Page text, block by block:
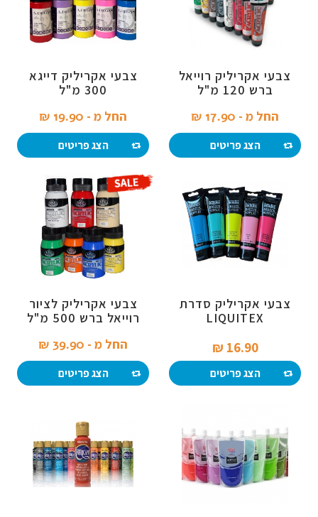
צבעי אקריליק רוייאל
ברש 120 מ"ל
החל מ - 17.90 ₪‎
הצג פריטים
צבעי אקריליק דייגא
300 מ"ל
החל מ - 19.90 ₪‎
הצג פריטים
צבעי אקריליק סדרת
LIQUITEX
16.90 ₪‎
הצג פריטים
צבעי אקריליק לציור
רוייאל ברש 500 מ"ל
החל מ - 39.90 ₪‎
הצג פריטים